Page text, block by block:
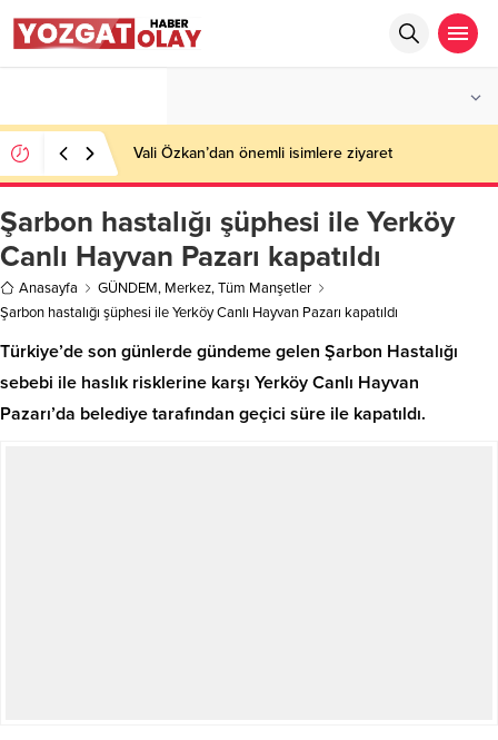
Vali Özkan’dan önemli isimlere ziyaret
Şarbon hastalığı şüphesi ile Yerköy
Canlı Hayvan Pazarı kapatıldı
Anasayfa GÜNDEM, Merkez,Tüm Manşetler
Şarbon hastalığı şüphesi ile Yerköy Canlı Hayvan Pazarı kapatıldı
Türkiye’de son günlerde gündeme gelen Şarbon Hastalığı
sebebi ile haslık risklerine karşı Yerköy Canlı Hayvan
Pazarı’da belediye tarafından geçici süre ile kapatıldı.